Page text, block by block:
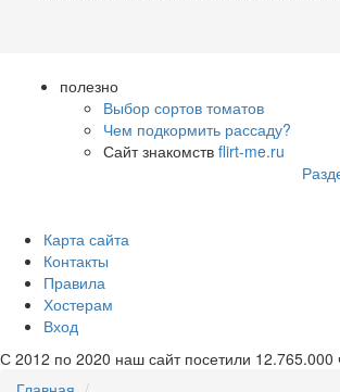
полезно
Выбор сортов томатов
Чем подкормить рассаду?
Сайт знакомств flirt-me.ru
Карта сайта
Контакты
Правила
Хостерам
Вход
С 2012 по 2020 наш сайт посетили 12.765.000